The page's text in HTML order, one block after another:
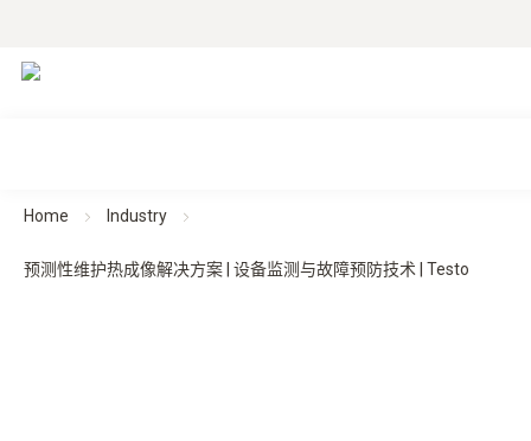
Home Industry
预测性维护热成像解决方案 | 设备监测与故障预防技术 | Testo